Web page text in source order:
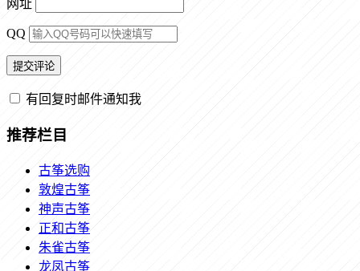
网址
QQ
有回复时邮件通知我
推荐栏目
古筝选购
敦煌古筝
神声古筝
正和古筝
朱雀古筝
龙凤古筝